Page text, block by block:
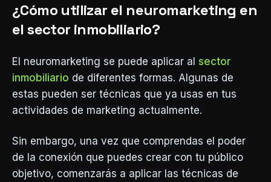
¿Cómo utilizar el neuromarketing en
el sector inmobiliario?
El neuromarketing se puede aplicar al sector
inmobiliario de diferentes formas. Algunas de
estas pueden ser técnicas que ya usas en tus
actividades de marketing actualmente.
Sin embargo, una vez que comprendas el poder
de la conexión que puedes crear con tu público
objetivo, comenzarás a aplicar las técnicas de